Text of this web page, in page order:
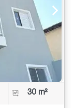
30 m²